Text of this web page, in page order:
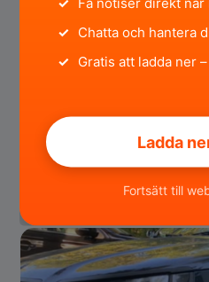
Volvo VOLVO A + S80 D5
Södermanlands län för 3
✓ Chatta och hantera
✓ Gratis att ladda ner
Ladda
Fortsätt till